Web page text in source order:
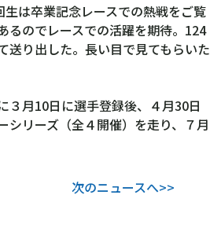
は卒業記念レースでの熱戦をご覧
るのでレースでの活躍を期待。124
送り出した。長い目で見てもらいた
３月10日に選手登録後、４月30日
リーズ（全４開催）を走り、７月
次のニュースへ>>